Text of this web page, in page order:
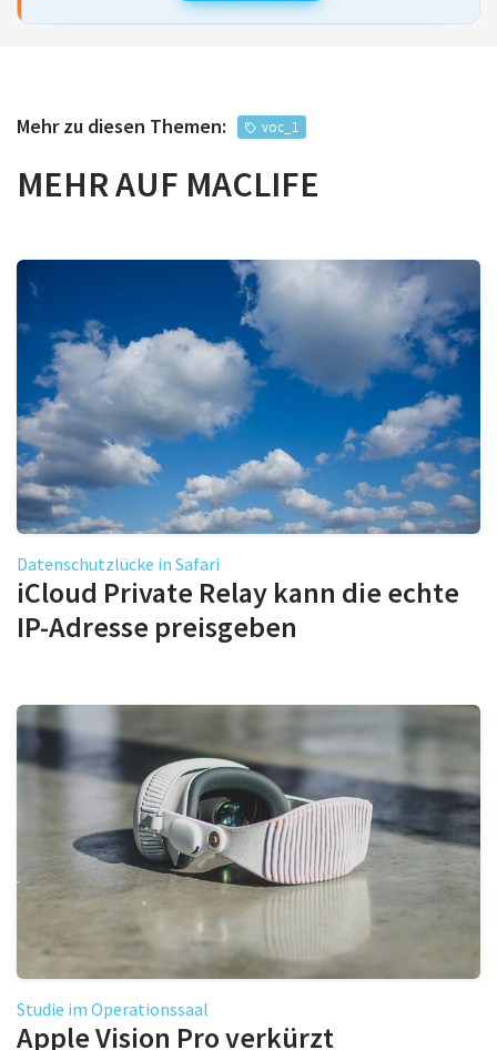
Mehr zu diesen Themen: voc_1
MEHR AUF MACLIFE
Datenschutzlücke in Safari
iCloud Private Relay kann die echte
IP-Adresse preisgeben
Studie im Operationssaal
Apple Vision Pro verkürzt